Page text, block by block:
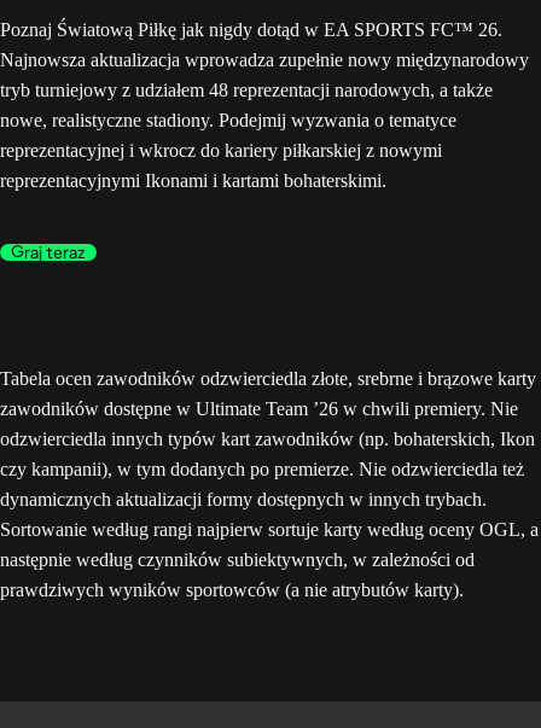
Poznaj Światową Piłkę jak nigdy dotąd w EA SPORTS FC™ 26.
Najnowsza aktualizacja wprowadza zupełnie nowy międzynarodowy
tryb turniejowy z udziałem 48 reprezentacji narodowych, a także
nowe, realistyczne stadiony. Podejmij wyzwania o tematyce
reprezentacyjnej i wkrocz do kariery piłkarskiej z nowymi
reprezentacyjnymi Ikonami i kartami bohaterskimi.
Graj teraz
Tabela ocen zawodników odzwierciedla złote, srebrne i brązowe karty
zawodników dostępne w Ultimate Team ’26 w chwili premiery. Nie
odzwierciedla innych typów kart zawodników (np. bohaterskich, Ikon
czy kampanii), w tym dodanych po premierze. Nie odzwierciedla też
dynamicznych aktualizacji formy dostępnych w innych trybach.
Sortowanie według rangi najpierw sortuje karty według oceny OGL, a
następnie według czynników subiektywnych, w zależności od
prawdziwych wyników sportowców (a nie atrybutów karty).